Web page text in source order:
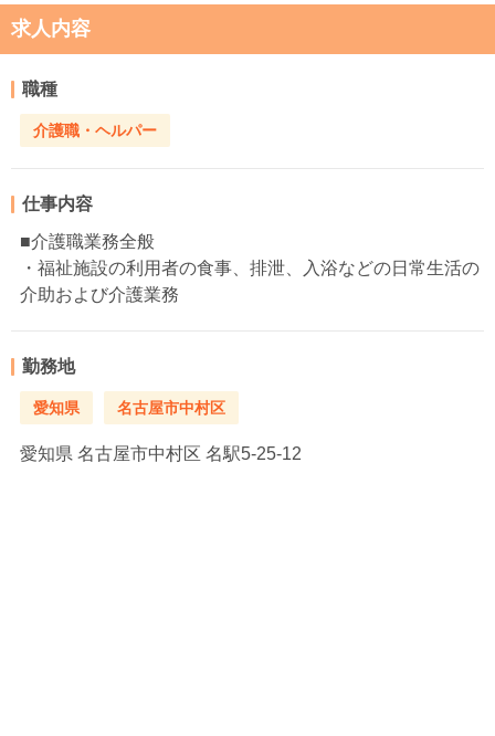
求人内容
職種
介護職・ヘルパー
仕事内容
■介護職業務全般
・福祉施設の利用者の食事、排泄、入浴などの日常生活の
介助および介護業務
勤務地
愛知県 名古屋市中村区
愛知県 名古屋市中村区 名駅5-25-12